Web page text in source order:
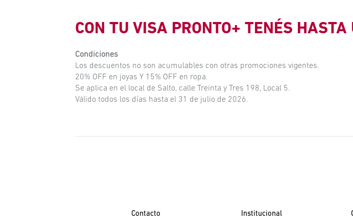
CON TU VISA PRONTO+ TENÉS
Condiciones
Los descuentos no son acumulables con otras promociones vigentes.
20% OFF en joyas Y 15% OFF en ropa.
Se aplica en el local de Salto, calle Treinta y Tres 198, Local 5.
Válido todos los días hasta el 31 de julio de 2026.
Contacto Institucional